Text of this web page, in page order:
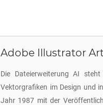
Adobe Illustrator
Die Dateierweiterung AI
Vektorgrafiken im Design und
Jahr 1987 mit der